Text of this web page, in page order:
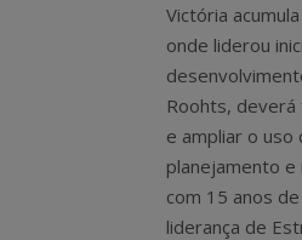
Victória
onde liderou
Roohts,
e ampliar o uso
planejamento e
com 15 anos
liderança de